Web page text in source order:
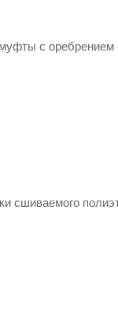
с
сшиваемого